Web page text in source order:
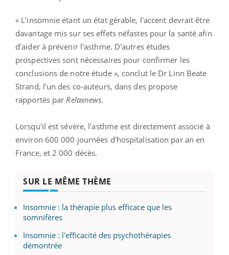
« L'insomnie étant un état gérable, l'accent devrait être
davantage mis sur ses effets néfastes pour la santé afin
d'aider à prévenir l'asthme. D'autres études
prospectives sont nécessaires pour confirmer les
conclusions de notre étude », conclut le Dr Linn Beate
Strand, l'un des co-auteurs, dans des propose
rapportés par Relaxnews.
Lorsqu'il est sévère, l'asthme est directement associé à
environ 600 000 journées d’hospitalisation par an en
France, et 2 000 décès.
SUR LE MÊME THÈME
Insomnie : la thérapie plus efficace que les
somnifères
Insomnie : l'efficacité des psychothérapies
démontrée